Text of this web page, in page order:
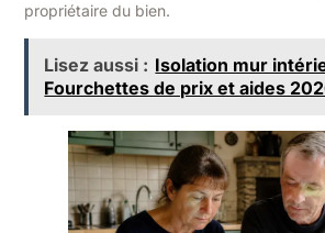
propriétaire du bien.
Lisez aussi : Isolation mur
Fourchettes de prix et aides